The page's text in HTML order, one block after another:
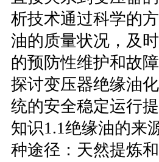
析技术通过科学的
油的质量状况，及
的预防性维护和故
探讨变压器绝缘油
统的安全稳定运行
知识1.1绝缘油的来
种途径：天然提炼